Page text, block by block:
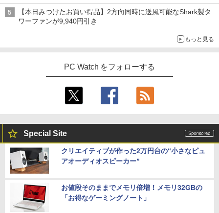
￥1,625
ートパソコン Windows11Pro 5GWIFI/Bl
uetooth 最新MicrosoftOffice2024可 送
料無料 中古PC
2025年最新版 12型 パソコン 小型ノート
Pentium N3700 最大2.8GHz 360度画面
回転により タッチパネル対応 8G SSD 5
搭載
￥34,800
N1565CAL AMD Ryzen 7 5700U メモリ
8GB SSD512GB 15インチ フルHD Wind
ows11 Home WEBカメラ 無線LAN テン
新品】デスクトップパソコン 一体型PC
新品 第13世代高性能CPU Intel Core i5 i
7 デスクトップPC パソコン office付き
PS HDワイド液晶 USB3.0 wifi対応 メモ
￥48,800
Pro Core i5 中古PC パソコレ 3年保証 ポ
イント10-20倍
￥57,200
4
IOデータ 3辺フレームレス＆広視野角A
DSパネル液晶ディスプレイ ［27型 /フル
公式ショップ amadana 15.6インチ モバ
イルモニター ポータブルディスプレイ 1
￥19,800
【本日みつけたお買い得品】2方向同時に送風可能なShark製タ
ワーファンが9,940円引き
もっと見る
PC Watch をフォローする
Special Site
クリエイティブが作った2万円台の“小さなピュ
アオーディオスピーカー”
お値段そのままでメモリ倍増！メモリ32GBの
「お得なゲーミングノート」